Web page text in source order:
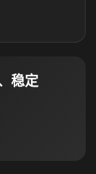
稳定